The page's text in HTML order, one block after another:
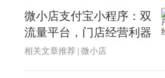
微小店支付宝小程序：双
流量平台，门店经营利器
相关文章推荐 微小店